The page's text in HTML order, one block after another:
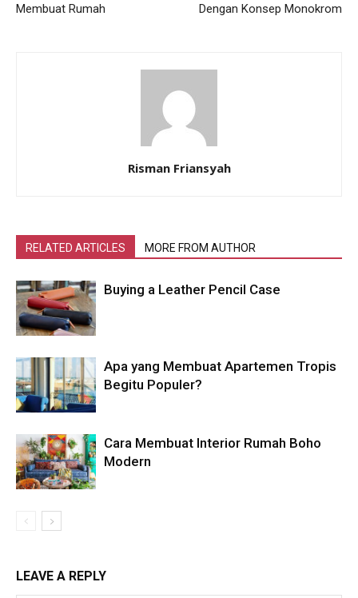
Membuat Rumah
Dengan Konsep Monokrom
Risman Friansyah
RELATED ARTICLES MORE FROM AUTHOR
Buying a Leather Pencil Case
Apa yang Membuat Apartemen Tropis
Begitu Populer?
Cara Membuat Interior Rumah Boho
Modern
LEAVE A REPLY